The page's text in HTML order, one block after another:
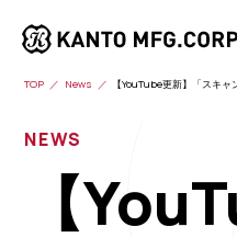
TOP News
NEWS
【